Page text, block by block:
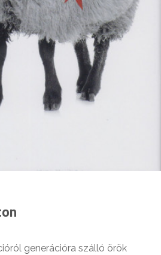
generációra szálló örök